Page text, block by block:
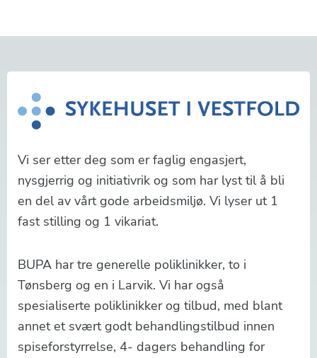
Vi ser etter deg som er faglig engasjert,
nysgjerrig og initiativrik og som har lyst til å bli
en del av vårt gode arbeidsmiljø. Vi lyser ut 1
fast stilling og 1 vikariat.
BUPA har tre generelle poliklinikker, to i
Tønsberg og en i Larvik. Vi har også
spesialiserte poliklinikker og tilbud, med blant
annet et svært godt behandlingstilbud innen
spiseforstyrrelse, 4- dagers behandling for